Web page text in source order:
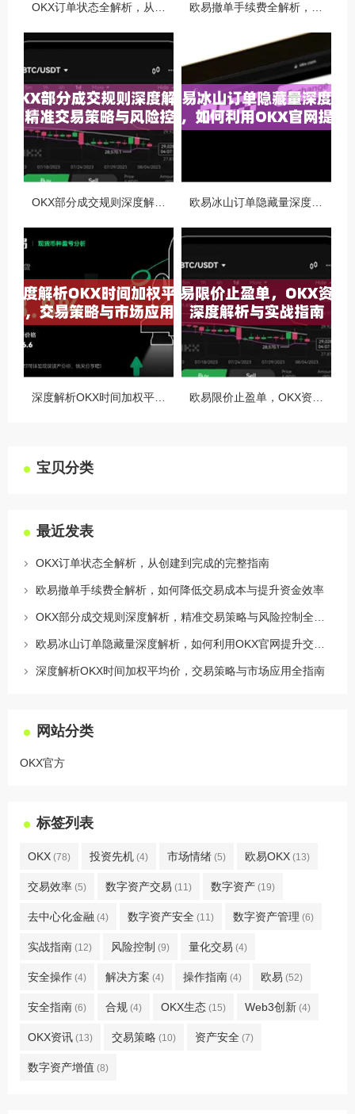
宝贝分类
最近发表
OKX订单状态全解析，从创建到完成的完整指南
欧易撤单手续费全解析，如何降低交易成本与提升资金效率
深度解析OKX时间加权平均价，交易策略与市场应用全指南
网站分类
OKX官方
标签列表
OKX (78) 投资先机 (4) 市场情绪 (5) 欧易OKX (13)
交易效率 (5) 数字资产交易 (11) 数字资产 (19)
去中心化金融 (4) 数字资产安全 (11) 数字资产管理 (6)
实战指南 (12) 风险控制 (9) 量化交易 (4)
安全操作 (4) 解决方案 (4) 操作指南 (4) 欧易 (52)
安全指南 (6) 合规 (4) OKX生态 (15) Web3创新 (4)
OKX资讯 (13) 交易策略 (10) 资产安全 (7)
数字资产增值 (8)